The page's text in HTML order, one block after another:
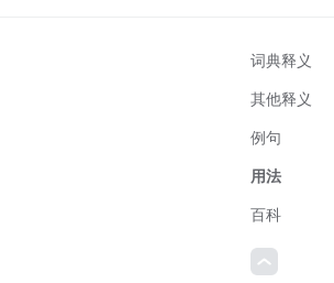
词典释义
其他释义
例句
用法
百科